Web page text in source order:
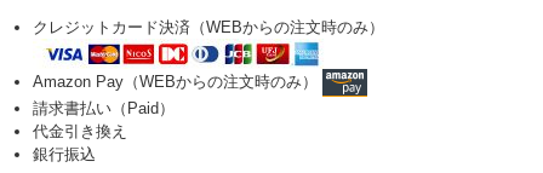
クレジットカード決済（WEBからの注文時のみ）
Amazon Pay（WEBからの注文時のみ）
請求書払い（Paid）
代金引き換え
銀行振込